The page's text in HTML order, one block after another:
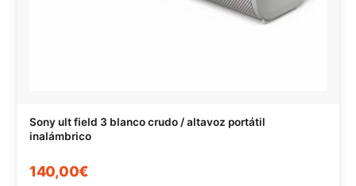
Sony ult field 3 blanco crudo / altavoz portátil
inalámbrico
140,00€